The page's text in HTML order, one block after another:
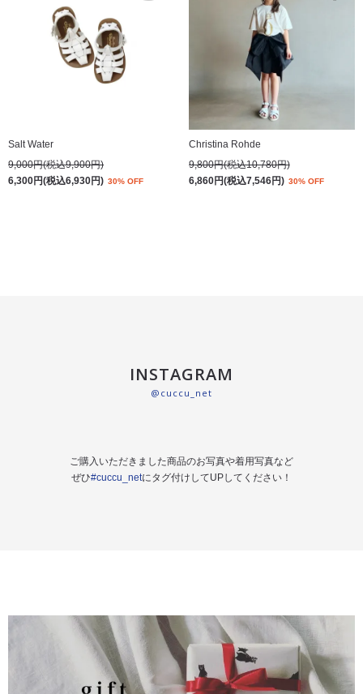
Salt Water
9,000円(税込9,900円)
6,300円(税込6,930円) 30% OFF
Christina Rohde
9,800円(税込10,780円)
6,860円(税込7,546円) 30% OFF
INSTAGRAM
@cuccu_net
ご購入いただきました商品のお写真や着用写真など
ぜひ#cuccu_netにタグ付けしてUPしてください！